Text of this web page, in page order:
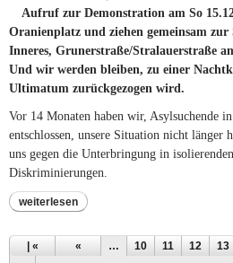
Aufruf zur Demonstration am So
Oranienplatz und ziehen gemeinsam
Inneres, Grunerstraße/Stralauerstraße
Und wir werden bleiben, zu einer
Ultimatum zurückgezogen wird.
Vor 14 Monaten haben wir, Asylsuchende
entschlossen, unsere Situation nicht länger
uns gegen die Unterbringung in
Diskriminierungen.
weiterlesen
Seiten
| « « … 10 11 12 13